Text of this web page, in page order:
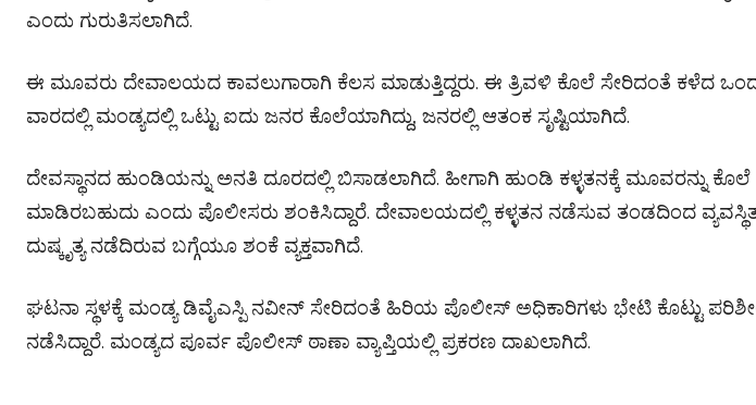
ಎಂದು ಗುರುತಿಸಲಾಗಿದೆ.
ಈ ಮೂವರು ದೇವಾಲಯದ ಕಾವಲುಗಾರಾಗಿ ಕೆಲಸ ಮಾಡುತ್ತಿದ್ದರು. ಈ ತ್ರಿವಳಿ ಕೊಲೆ ಸೇರಿದಂತೆ ಕಳೆದ
ವಾರದಲ್ಲಿ ಮಂಡ್ಯದಲ್ಲಿ ಒಟ್ಟು ಐದು ಜನರ ಕೊಲೆಯಾಗಿದ್ದು, ಜನರಲ್ಲಿ ಆತಂಕ ಸೃಷ್ಟಿಯಾಗಿದೆ.
ದೇವಸ್ಥಾನದ ಹುಂಡಿಯನ್ನು ಅನತಿ ದೂರದಲ್ಲಿ ಬಿಸಾಡಲಾಗಿದೆ. ಹೀಗಾಗಿ ಹುಂಡಿ ಕಳ್ಳತನಕ್ಕೆ ಮೂವರನ್ನು ಕೊಲೆ
ಮಾಡಿರಬಹುದು ಎಂದು ಪೊಲೀಸರು ಶಂಕಿಸಿದ್ದಾರೆ. ದೇವಾಲಯದಲ್ಲಿ ಕಳ್ಳತನ ನಡೆಸುವ ತಂಡದಿಂದ
ದುಷ್ಕೃತ್ಯ ನಡೆದಿರುವ ಬಗ್ಗೆಯೂ ಶಂಕೆ ವ್ಯಕ್ತವಾಗಿದೆ.
ಘಟನಾ ಸ್ಥಳಕ್ಕೆ ಮಂಡ್ಯ ಡಿವೈಎಸ್ಪಿ ನವೀನ್ ಸೇರಿದಂತೆ ಹಿರಿಯ ಪೊಲೀಸ್ ಅಧಿಕಾರಿಗಳು ಭೇಟಿ ಕೊಟ್ಟು
ನಡೆಸಿದ್ದಾರೆ. ಮಂಡ್ಯದ ಪೂರ್ವ ಪೊಲೀಸ್ ಠಾಣಾ ವ್ಯಾಪ್ತಿಯಲ್ಲಿ ಪ್ರಕರಣ ದಾಖಲಾಗಿದೆ.